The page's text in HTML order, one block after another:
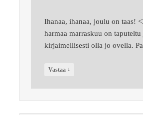
Ihanaa, ihanaa, joulu on taas!
harmaa marraskuu on
kirjaimellisesti olla jo ovella.
Vastaa ↓